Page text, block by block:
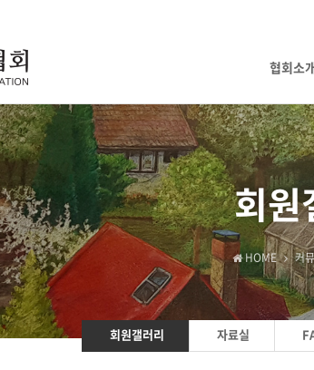
협회소
회원
HOME 커
회원갤러리 자료실